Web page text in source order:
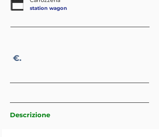
station wagon
€.
Descrizione